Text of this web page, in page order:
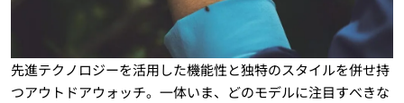
先進テクノロジーを活用した機能性と独特のスタイルを併せ持
つアウトドアウォッチ。一体いま、どのモデルに注目すべきな